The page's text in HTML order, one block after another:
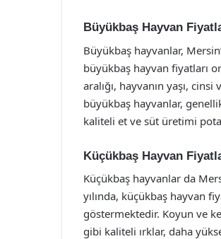
Büyükbaş Hayvan
Büyükbaş hayvanlar,
büyükbaş hayvan fiyatları
aralığı, hayvanın yaşı,
büyükbaş hayvanlar,
kaliteli et ve süt üretimi
Küçükbaş Hayvan
Küçükbaş hayvanlar da
yılında, küçükbaş hayvan
göstermektedir. Koyun ve
gibi kaliteli ırklar, daha